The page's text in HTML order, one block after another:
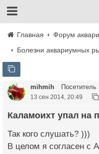
Главная
Форум
Болезни аквариумных
mihmih Посетитель
13 сен 2014, 20:49
Каламоихт упал на
Так кого слушать? )))
В целом я согласен с